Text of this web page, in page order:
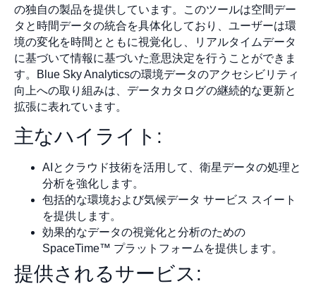
の独自の製品を提供しています。このツールは空間デー
タと時間データの統合を具体化しており、ユーザーは環
境の変化を時間とともに視覚化し、リアルタイムデータ
に基づいて情報に基づいた意思決定を行うことができま
す。Blue Sky Analyticsの環境データのアクセシビリティ
向上への取り組みは、データカタログの継続的な更新と
拡張に表れています。
主なハイライト:
AIとクラウド技術を活用して、衛星データの処理と
分析を強化します。
包括的な環境および気候データ サービス スイート
を提供します。
効果的なデータの視覚化と分析のための
SpaceTime™ プラットフォームを提供します。
提供されるサービス: